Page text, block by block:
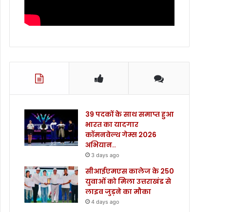
39 पदकों के साथ समाप्त हुआ
भारत का यादगार
कॉमनवेल्थ गेम्स 2026
अभियान..
3 days ago
सीआईएमएस कालेज के 250
युवाओं को मिला उत्तराखंड से
लाइव जुड़ने का मौका
4 days ago